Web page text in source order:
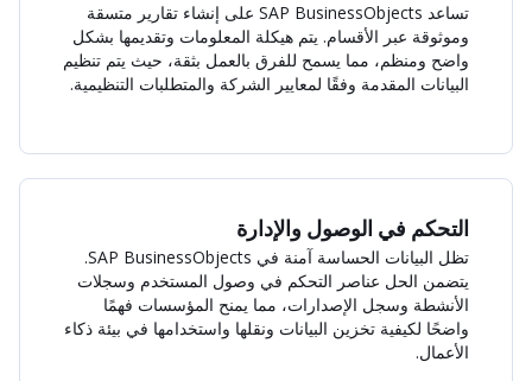
تساعد SAP BusinessObjects على إنشاء تقارير متسقة
وموثوقة عبر الأقسام. يتم هيكلة المعلومات وتقديمها بشكل
واضح ومنظم، مما يسمح للفرق بالعمل بثقة، حيث يتم تنظيم
البيانات المقدمة وفقًا لمعايير الشركة والمتطلبات التنظيمية.
التحكم في الوصول والإدارة
تظل البيانات الحساسة آمنة في SAP BusinessObjects.
يتضمن الحل عناصر التحكم في وصول المستخدم وسجلات
الأنشطة وسجل الإصدارات، مما يمنح المؤسسات فهمًا
واضحًا لكيفية تخزين البيانات ونقلها واستخدامها في بيئة ذكاء
الأعمال.